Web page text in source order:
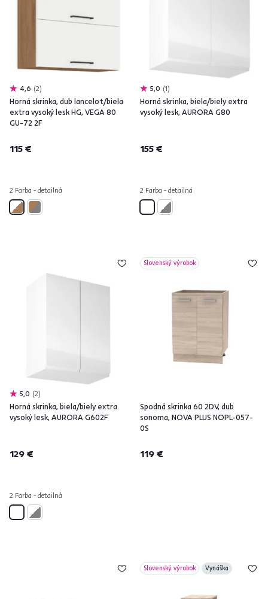
4,6 2
Horná skrinka, dub lancelot/biela
extra vysoký lesk HG, VEGA 80
GU-72 2F
115 €
2 Farba - detailná
5,0 1
Horná skrinka, biela/biely extra
vysoký lesk, AURORA G80
155 €
2 Farba - detailná
5,0 2
Horná skrinka, biela/biely extra
vysoký lesk, AURORA G602F
129 €
2 Farba - detailná
Slovenský výrobok
Spodná skrinka 60 2DV, dub
sonoma, NOVA PLUS NOPL-057-
0S
119 €
Slovenský výrobok Vynáška